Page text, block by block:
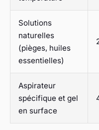
Solutions
naturelles
(pièges, huiles
essentielles)
Aspirateur
spécifique et gel
en surface